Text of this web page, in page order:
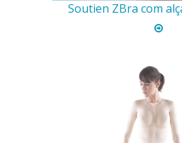
Soutien ZBra com